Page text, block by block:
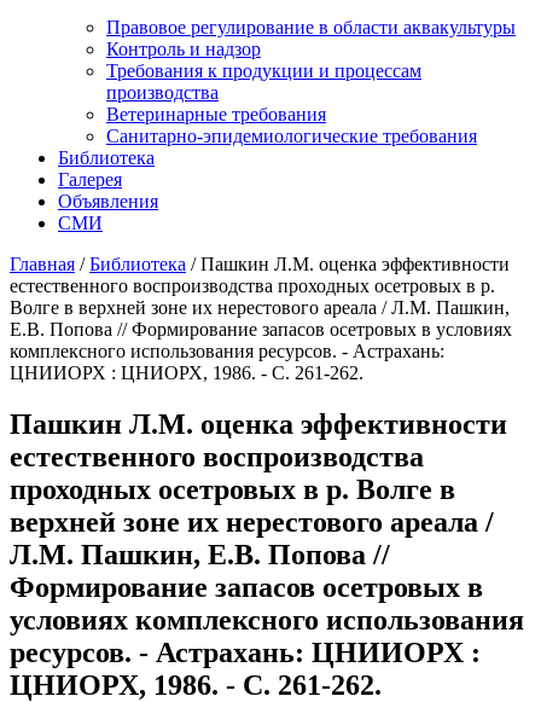
Правовое регулирование в области аквакультуры
Контроль и надзор
Требования к продукции и процессам
производства
Ветеринарные требования
Санитарно-эпидемиологические требования
Библиотека
Галерея
Объявления
СМИ
Главная /Библиотека /Пашкин Л.М. оценка эффективности
естественного воспроизводства проходных осетровых в р.
Волге в верхней зоне их нерестового ареала / Л.М. Пашкин,
Е.В. Попова // Формирование запасов осетровых в условиях
комплексного использования ресурсов. - Астрахань:
ЦНИИОРХ : ЦНИОРХ, 1986. - С. 261-262.
Пашкин Л.М. оценка эффективности
естественного воспроизводства
проходных осетровых в р. Волге в
верхней зоне их нерестового ареала /
Л.М. Пашкин, Е.В. Попова //
Формирование запасов осетровых в
условиях комплексного использования
ресурсов. - Астрахань: ЦНИИОРХ :
ЦНИОРХ, 1986. - С. 261-262.